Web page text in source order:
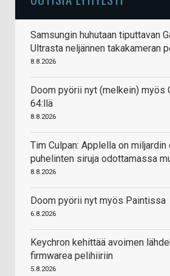
Samsungin huhutaan tiputtavan
Ultrasta neljännen takakameran
8.8.2026
Doom pyörii nyt (melkein) myös
64:llä
8.8.2026
Tim Culpan: Applella on
puhelinten siruja odottamassa
8.8.2026
Doom pyörii nyt myös Paintissa
6.8.2026
Keychron kehittää avoimen
firmwarea pelihiiriin
5.8.2026